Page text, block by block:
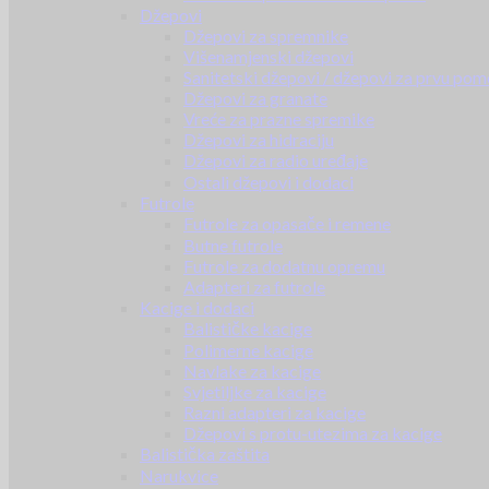
Džepovi
Džepovi za spremnike
Višenamjenski džepovi
Sanitetski džepovi / džepovi za prvu
Džepovi za granate
Vreće za prazne spremike
Džepovi za hidraciju
Džepovi za radio uređaje
Ostali džepovi i dodaci
Futrole
Futrole za opasače i remene
Butne futrole
Futrole za dodatnu opremu
Adapteri za futrole
Kacige i dodaci
Balističke kacige
Polimerne kacige
Navlake za kacige
Svjetiljke za kacige
Razni adapteri za kacige
Džepovi s protu-utezima za kacige
Balistička zaštita
Narukvice